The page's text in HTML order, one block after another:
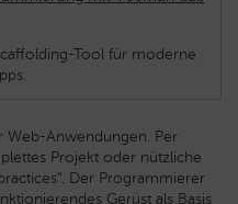
Tool für moderne
Web-Anwendungen. Per
Projekt oder nützliche
Der Programmierer
Gerüst als Basis